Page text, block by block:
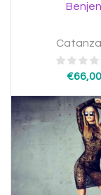
Benjen
€66,00